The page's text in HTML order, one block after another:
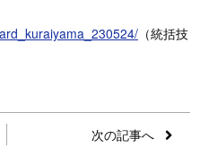
（統括技
次の記事へ